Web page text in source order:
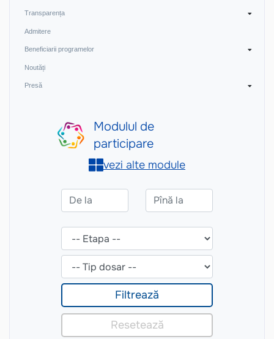
Transparența
Admitere
Beneficiarii programelor
Noutăți
Presă